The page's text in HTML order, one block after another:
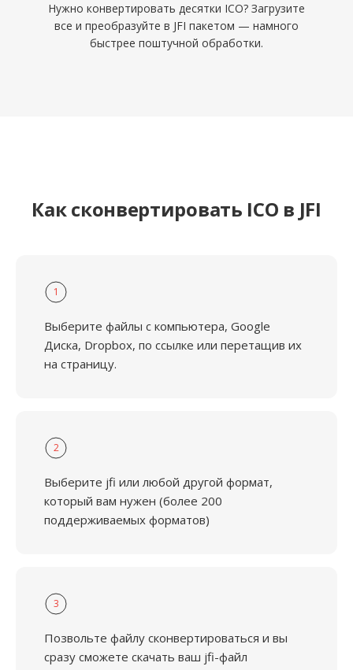
Нужно конвертировать десятки ICO? Загрузите
все и преобразуйте в JFI пакетом — намного
быстрее поштучной обработки.
Как сконвертировать ICO в JFI
1
Выберите файлы с компьютера, Google
Диска, Dropbox, по ссылке или перетащив их
на страницу.
2
Выберите jfi или любой другой формат,
который вам нужен (более 200
поддерживаемых форматов)
3
Позвольте файлу сконвертироваться и вы
сразу сможете скачать ваш jfi-файл